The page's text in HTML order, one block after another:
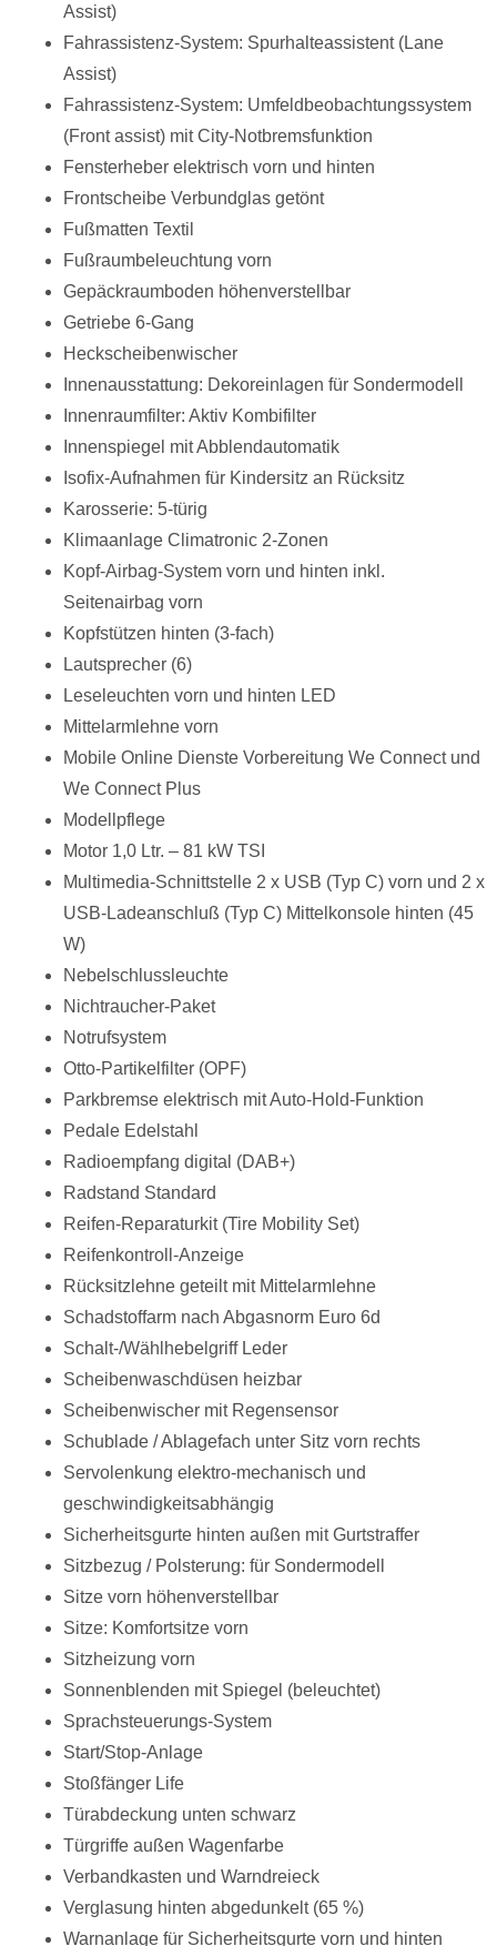
Assist)
Fahrassistenz-System: Spurhalteassistent (Lane
Assist)
Fahrassistenz-System: Umfeldbeobachtungssystem
(Front assist) mit City-Notbremsfunktion
Fensterheber elektrisch vorn und hinten
Frontscheibe Verbundglas getönt
Fußmatten Textil
Fußraumbeleuchtung vorn
Gepäckraumboden höhenverstellbar
Getriebe 6-Gang
Heckscheibenwischer
Innenausstattung: Dekoreinlagen für Sondermodell
Innenraumfilter: Aktiv Kombifilter
Innenspiegel mit Abblendautomatik
Isofix-Aufnahmen für Kindersitz an Rücksitz
Karosserie: 5-türig
Klimaanlage Climatronic 2-Zonen
Kopf-Airbag-System vorn und hinten inkl.
Seitenairbag vorn
Kopfstützen hinten (3-fach)
Lautsprecher (6)
Leseleuchten vorn und hinten LED
Mittelarmlehne vorn
Mobile Online Dienste Vorbereitung We Connect und
We Connect Plus
Modellpflege
Motor 1,0 Ltr. – 81 kW TSI
Multimedia-Schnittstelle 2 x USB (Typ C) vorn und 2 x
USB-Ladeanschluß (Typ C) Mittelkonsole hinten (45
W)
Nebelschlussleuchte
Nichtraucher-Paket
Notrufsystem
Otto-Partikelfilter (OPF)
Parkbremse elektrisch mit Auto-Hold-Funktion
Pedale Edelstahl
Radioempfang digital (DAB+)
Radstand Standard
Reifen-Reparaturkit (Tire Mobility Set)
Reifenkontroll-Anzeige
Rücksitzlehne geteilt mit Mittelarmlehne
Schadstoffarm nach Abgasnorm Euro 6d
Schalt-/Wählhebelgriff Leder
Scheibenwaschdüsen heizbar
Scheibenwischer mit Regensensor
Schublade / Ablagefach unter Sitz vorn rechts
Servolenkung elektro-mechanisch und
geschwindigkeitsabhängig
Sicherheitsgurte hinten außen mit Gurtstraffer
Sitzbezug / Polsterung: für Sondermodell
Sitze vorn höhenverstellbar
Sitze: Komfortsitze vorn
Sitzheizung vorn
Sonnenblenden mit Spiegel (beleuchtet)
Sprachsteuerungs-System
Start/Stop-Anlage
Stoßfänger Life
Türabdeckung unten schwarz
Türgriffe außen Wagenfarbe
Verbandkasten und Warndreieck
Verglasung hinten abgedunkelt (65 %)
Warnanlage für Sicherheitsgurte vorn und hinten